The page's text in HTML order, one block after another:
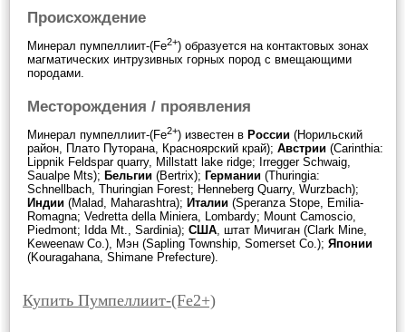
Происхождение
Минерал пумпеллиит-(Fe2+) образуется на контактовых зонах
магматических интрузивных горных пород с вмещающими
породами.
Месторождения / проявления
Минерал пумпеллиит-(Fe2+) известен в России (Норильский
район, Плато Путорана, Красноярский край); Австрии (Carinthia:
Lippnik Feldspar quarry, Millstatt lake ridge; Irregger Schwaig,
Saualpe Mts); Бельгии (Bertrix); Германии (Thuringia:
Schnellbach, Thuringian Forest; Henneberg Quarry, Wurzbach);
Индии (Malad, Maharashtra); Италии (Speranza Stope, Emilia-
Romagna; Vedretta della Miniera, Lombardy; Mount Camoscio,
Piedmont; Idda Mt., Sardinia); США, штат Мичиган (Clark Mine,
Keweenaw Co.), Мэн (Sapling Township, Somerset Co.); Японии
(Kouragahana, Shimane Prefecture).
Купить Пумпеллиит-(Fe2+)